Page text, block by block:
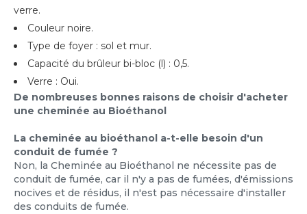
verre.
Couleur noire.
Type de foyer : sol et mur.
Capacité du brûleur bi-bloc (l) : 0,5.
Verre : Oui.
De nombreuses bonnes raisons de choisir d'acheter
une cheminée au Bioéthanol
La cheminée au bioéthanol a-t-elle besoin d'un
conduit de fumée ?
Non, la Cheminée au Bioéthanol ne nécessite pas de
conduit de fumée, car il n'y a pas de fumées, d'émissions
nocives et de résidus, il n'est pas nécessaire d'installer
des conduits de fumée.